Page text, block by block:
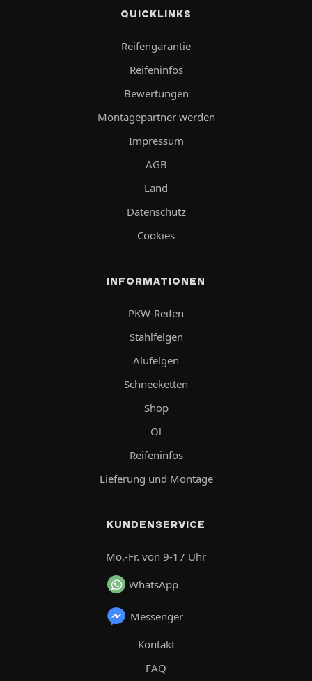
QUICKLINKS
Reifengarantie
Reifeninfos
Bewertungen
Montagepartner werden
Impressum
AGB
Land
Datenschutz
Cookies
INFORMATIONEN
PKW-Reifen
Stahlfelgen
Alufelgen
Schneeketten
Shop
Öl
Reifeninfos
Lieferung und Montage
KUNDENSERVICE
Mo.-Fr. von 9-17 Uhr
WhatsApp
Messenger
Kontakt
FAQ